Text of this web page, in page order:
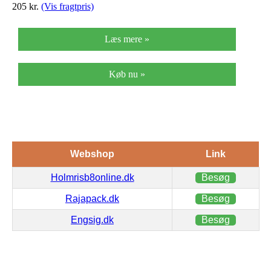
500stk/pak
205 kr. (Vis fragtpris)
Læs mere »
Køb nu »
Webshop Link
Holmrisb8online.dk Besøg
Rajapack.dk Besøg
Engsig.dk Besøg